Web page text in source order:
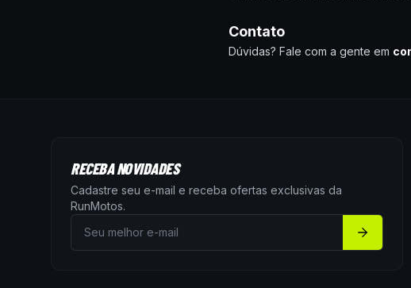
Contato
Dúvidas? Fale com a gente em
RECEBA NOVIDADES
Cadastre seu e-mail e receba ofertas exclusivas da
RunMotos.